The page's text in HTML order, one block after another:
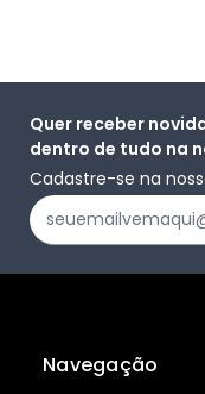
Quer receber
dentro de tudo na
Cadastre-se na
Navegação